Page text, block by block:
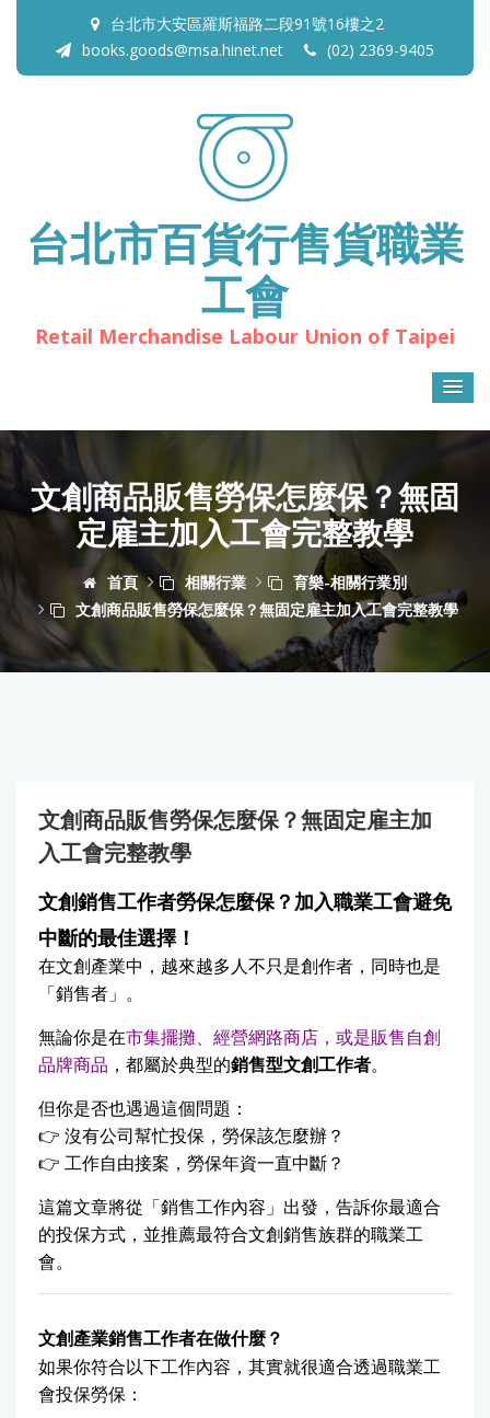
台北市大安區羅斯福路二段91號16樓之2
books.goods@msa.hinet.net
(02) 2369-9405
台北市百貨行售貨職業
工會
Retail Merchandise Labour Union of Taipei
文創商品販售勞保怎麼保？無固
定雇主加入工會完整教學
首頁 相關行業
育樂-相關行業別
文創商品販售勞保怎麼保？無固定雇主加入工會完整教學
文創商品販售勞保怎麼保？無固定雇主加
入工會完整教學
文創銷售工作者勞保怎麼保？加入職業工會避免
中斷的最佳選擇！
在文創產業中，越來越多人不只是創作者，同時也是
「銷售者」。
無論你是在市集擺攤、經營網路商店，或是販售自創
品牌商品 ，都屬於典型的銷售型文創工作者。
但你是否也遇過這個問題：
👉 沒有公司幫忙投保，勞保該怎麼辦？
👉 工作自由接案，勞保年資一直中斷？
這篇文章將從「銷售工作內容」出發，告訴你最適合
的投保方式，並推薦最符合文創銷售族群的職業工
會。
文創產業銷售工作者在做什麼？
如果你符合以下工作內容，其實就很適合透過職業工
會投保勞保：